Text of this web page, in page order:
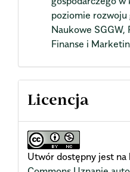
poziomie rozwoju
Naukowe
Finanse i
Licencja
Utwór dostępny jest na